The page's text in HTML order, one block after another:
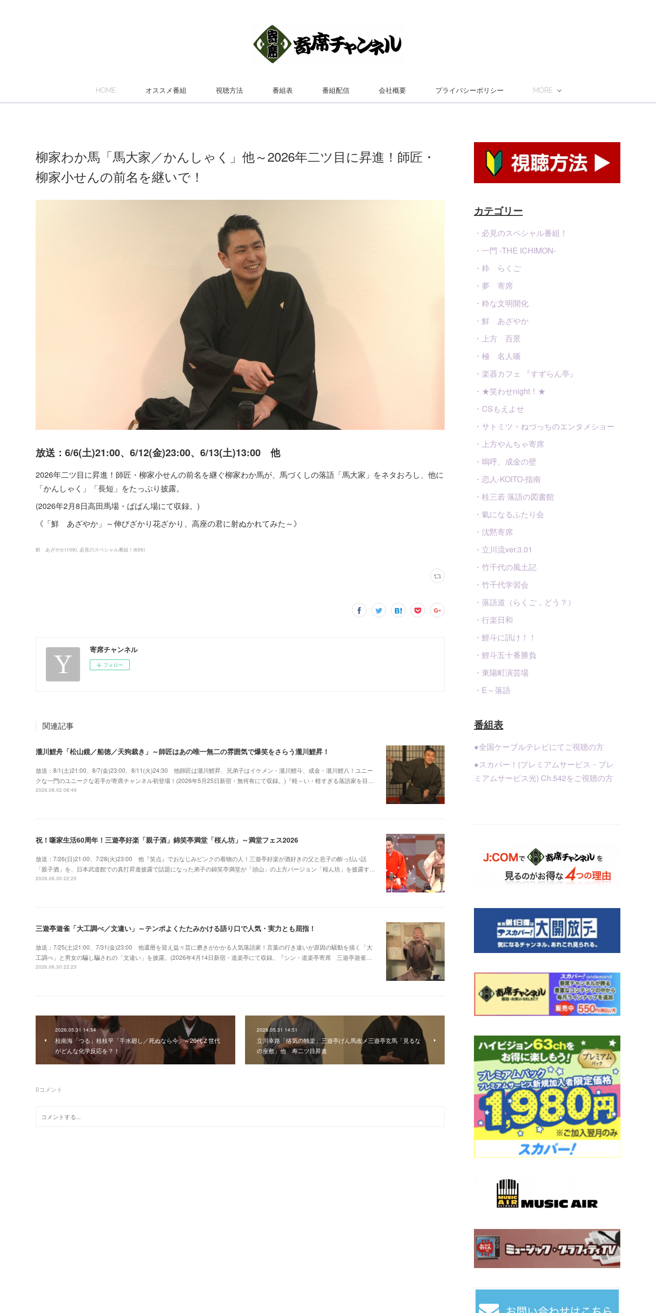
HOME オススメ番組 視聴方法 番組表 番組配信 会社概要 プライバシーポリシー MORE
柳家わか馬「馬大家／かんしゃく」他～2026年二ツ目に昇進！師匠・
柳家小せんの前名を継いで！
放送：6/6(土)21:00、6/12(金)23:00、6/13(土)13:00 他
2026年二ツ目に昇進！師匠・柳家小せんの前名を継ぐ柳家わか馬が、馬づくしの落語「馬大家」をネタおろし、他に
「かんしゃく」「長短」をたっぷり披露。
(2026年2月8日高田馬場・ばばん場にて収録。)
《「鮮 あざやか」～伸びざかり花ざかり、高座の君に射ぬかれてみた～》
鮮 あざやか(109) 必見のスペシャル番組！ (656)
寄席チャンネル
フォロー
関連記事
瀧川鯉舟「松山鏡／船徳／天狗裁き」～師匠はあの唯一無二の雰囲気で爆笑をさらう瀧川鯉昇！
放送：8/1(土)21:00、8/7(金)23:00、8/11(火)24:30 他師匠は瀧川鯉昇、兄弟子はイケメン・瀧川鯉斗、成金・瀧川鯉八！ユニー
クな一門のユニークな若手が寄席チャンネル初登場！(2026年5月25日新宿・無何有にて収録。)『軽～い・軽すぎる落語家を目…
2026.08.02 08:49
祝！噺家生活60周年！三遊亭好楽「親子酒」錦笑亭満堂「桜ん坊」～満堂フェス2026
放送：7/26(日)21:00、7/28(火)23:00 他『笑点』でおなじみピンクの着物の人！三遊亭好楽が酒好きの父と息子の酔っ払い話
「親子酒」を、日本武道館での真打昇進披露で話題になった弟子の錦笑亭満堂が「頭山」の上方バージョン「桜ん坊」を披露す…
2026.06.30 22:25
三遊亭遊雀「大工調べ／文違い」～テンポよくたたみかける語り口で人気・実力とも屈指！
放送：7/25(土)21:00、7/31(金)23:00 他還暦を迎え益々芸に磨きがかかる人気落語家！言葉の行き違いが原因の騒動を描く「大
工調べ」と男女の騙し騙されの「文違い」を披露。(2026年4月14日新宿・道楽亭にて収録。『シン・道楽亭寄席 三遊亭遊雀…
2026.06.30 22:23
2026.05.31 14:54
桂南海「つる」桂枝平「手水廻し／死ぬなら今」～20代Ｚ世代
がどんな化学反応を？！
2026.05.31 14:51
立川幸路「悋気の独楽」三遊亭げん馬改メ三遊亭玄馬「見るな
の座敷」他 寿二ツ目昇進
0コメント
カテゴリー
・必見のスペシャル番組！
・一門 -THE ICHIMON-
・粋 らくご
・夢 寄席
・粋な文明開化
・鮮 あざやか
・上方 百景
・極 名人噺
・楽器カフェ 『すずらん亭』
・★笑わせnight！★
・CSもえよせ
・サトミツ・ねづっちのエンタメショー
・上方やんちゃ寄席
・嗚呼、成金の壁
・恋人-KOITO-指南
・桂三若 落語の図書館
・氣になるふたり会
・沈黙寄席
・立川流ver.3.01
・竹千代の風土記
・竹千代学習会
・落語道（らくご，どう？）
・行楽日和
・鯉斗に訊け！！
・鯉斗五十番勝負
・東陽町演芸場
・E～落語
番組表
●全国ケーブルテレビにてご視聴の方
●スカパー！(プレミアムサービス・プレ
ミアムサービス光) Ch.542をご視聴の方